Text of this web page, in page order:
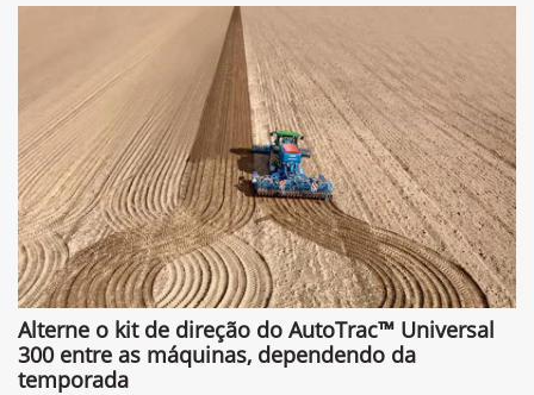
Alterne o kit de direção do AutoTrac™ Universal
300 entre as máquinas, dependendo da
temporada